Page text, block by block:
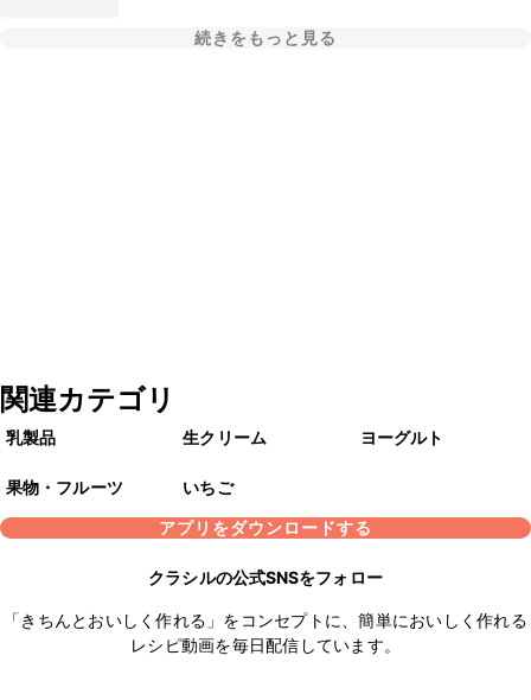
続きをもっと見る
関連カテゴリ
乳製品 生クリーム ヨーグルト
果物・フルーツ
いちご
アプリをダウンロードする
クラシルの公式SNSをフォロー
「きちんとおいしく作れる」をコンセプトに、簡単においしく作れる
レシピ動画を毎日配信しています。